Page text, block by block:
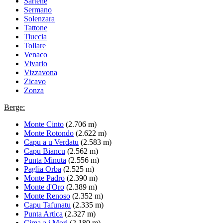
Sermano
Solenzara
Tattone
Tiuccia
Tollare
Venaco
Vivario
Vizzavona
Zicavo
Zonza
Berge:
Monte Cinto (2.706 m)
Monte Rotondo (2.622 m)
Capu a u Verdatu (2.583 m)
Capu Biancu (2.562 m)
Punta Minuta (2.556 m)
Paglia Orba (2.525 m)
Monte Padro (2.390 m)
Monte d'Oro (2.389 m)
Monte Renoso (2.352 m)
Capu Tafunatu (2.335 m)
Punta Artica (2.327 m)